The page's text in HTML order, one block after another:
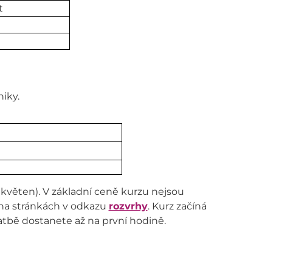
V základní ceně kurzu nejsou
stránkách v odkazu rozvrhy. Kurz začíná
dostanete až na první hodině.